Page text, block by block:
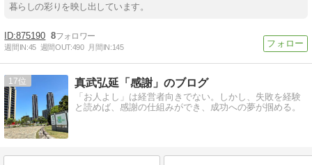
暮らしの彩りを映し出しています。
875190 8
週間IN:45 週間OUT:490 月間IN:145
17 真武弘延「感謝」のブログ
「お人よし」は経営者向きでない。しかし、失敗を経験
と読めば、感謝の仕組みができ、成功への夢が掴める。